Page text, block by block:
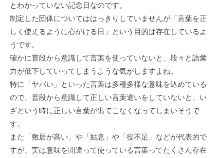
とわかっていない記念⽇なのです。
制定した団体についてははっきりしていませんが「⾔葉を正
しく使えるように⼼がける⽇」という⽬的は存在しているよ
うです。
確かに普段から意識して⾔葉を使っていないと、段々と語彙
⼒が低下していってしまうような気がしますよね。
特に「ヤバい」といった⾔葉は多種多様な意味を込めている
ので、普段から意識して正しい⾔葉遣いをしていないと、い
ざという時に正しい⾔葉が出てこなくなってしまいそうで
す。
また「敷居が⾼い」や「姑息」や「役不⾜」などが代表的で
すが、実は意味を間違って使っている⾔葉ってたくさん存在